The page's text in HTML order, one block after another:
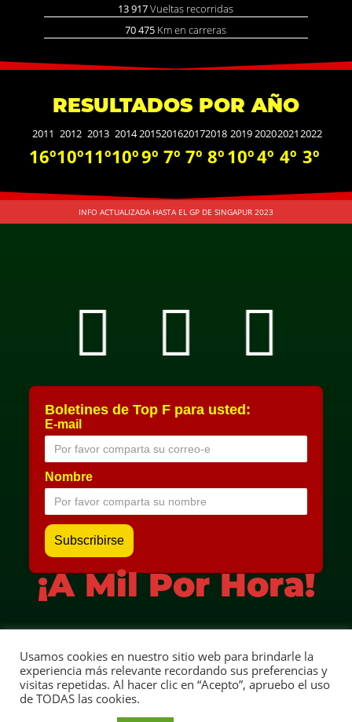
13 917Vueltas recorridas
70 475 Km en carreras
RESULTADOS POR AÑO
2011 2012 2013 20142015201620172018 2019202020212022
16º10º11º10º9º 7º 7º 8º10º4º 4º 3º
INFO ACTUALIZADA HASTA EL GP DE SINGAPUR 2023
Boletines de Top F para usted:
E-mail
Nombre
¡A Mil Por Hora!
Aviso Legal
Ángelo della Corsa | TOP F | ¡A Mil Por Hora! | Copyright ©
Usamos cookies en nuestro sitio web para brindarle la
experiencia más relevante recordando sus preferencias y
visitas repetidas. Al hacer clic en “Acepto”, apruebo el uso
de TODAS las cookies.